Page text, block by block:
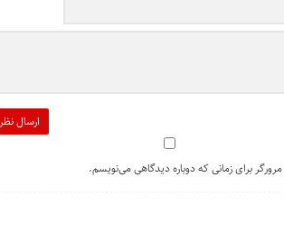
ارسال نظر
برای زمانی که دوباره دیدگاهی می‌نویسم.